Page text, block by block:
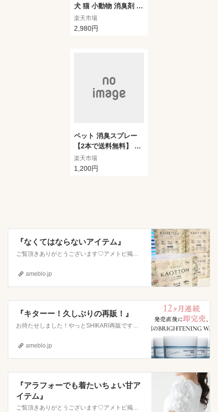
犬 猫 小動物 消臭剤 S
ourif（スリーフ）the
Pet 300ml + 1000ml
イレ 除菌スプレー 除
菌 おしゃれ 水の成分9
9.9%以上 ほぼ 無香料
楽天市場
2,980円
ペット 消臭スプレー
【2本で送料無料】 So
urif（ スリーフ ）the
Pet 300ml 犬 猫 小動
おしゃれ 水の成分99.
9%以上 安心の成分 2
年間の保存
楽天市場
1,200円
『なくてはならないアイテム』
ご覧頂きありがとうございます♡​アメトピ掲載されました🙏『新しい家電で生活の質UP』ご覧頂きありがとうございます♡​アメトピ掲載されました🙏『《おすすめ…
ameblo.jp
『キターー！久しぶりの再販！』
お待たせしました！やっとSHIKARI再販です🥺全然買えなくて再販待ってる方も多いですが今なら購入できます↓SHIKARI数時間でsold out💔バズり…
ameblo.jp
『アラフォーでも着たいちょい甘ア
イテム』
ご覧頂きありがとうございます♡​アメトピ掲載されました🙏『新しい家電で生活の質UP』ご覧頂きありがとうございます♡​アメトピ掲載されました🙏『《おすすめ…